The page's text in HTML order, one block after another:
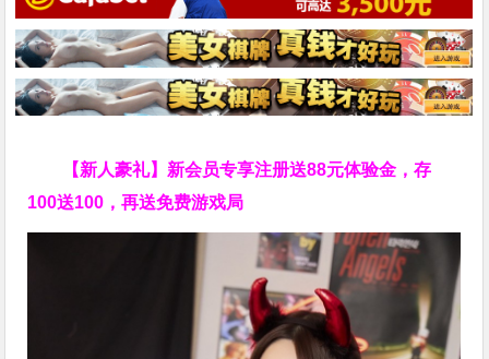
【新人豪礼】新会员专享注册送88元体验金，存
100送100，再送免费游戏局